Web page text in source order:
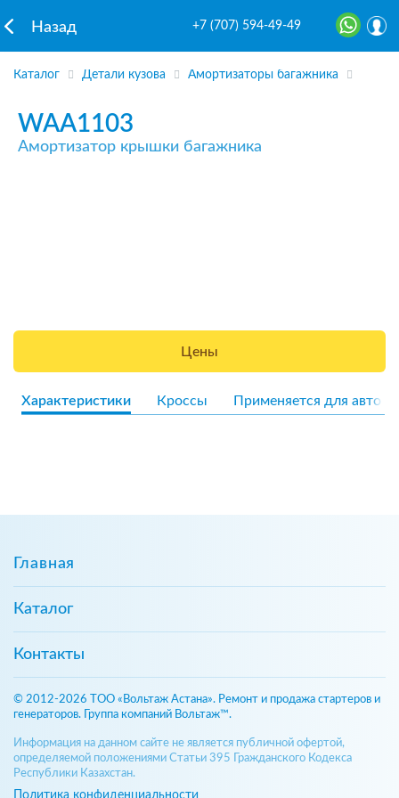
Назад +7 (707) 594-49-49
Каталог Детали кузова Амортизаторы багажника
WAA1103
Амортизатор крышки багажника
Цены
Характеристики Кроссы Применяется для авто
Главная
Каталог
Контакты
© 2012-2026 ТОО «Вольтаж Астана». Ремонт и продажа стартеров и
генераторов. Группа компаний Вольтаж™.
Информация на данном сайте не является публичной офертой,
определяемой положениями Статьи 395 Гражданского Кодекса
Республики Казахстан.
Политика конфиденциальности